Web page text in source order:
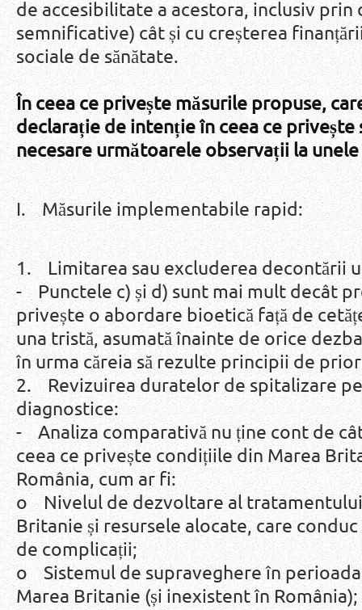
de accesibilitate a acestora, inclusiv prin
semnificative) cât și cu creșterea
sociale de sănătate.
În ceea ce privește măsurile propuse,
declarație de intenție în ceea ce
necesare următoarele observații la
I. Măsurile implementabile rapid:
1. Limitarea sau excluderea decontării
- Punctele c) și d) sunt mai mult decât
privește o abordare bioetică față de
una tristă, asumată înainte de orice
în urma căreia să rezulte principii de
2. Revizuirea duratelor de spitalizare
diagnostice:
- Analiza comparativă nu ține cont de
ceea ce privește condițiile din Marea
România, cum ar fi:
o Nivelul de dezvoltare al
Britanie și resursele alocate, care
de complicații;
o Sistemul de supraveghere în
Marea Britanie (și inexistent în România);